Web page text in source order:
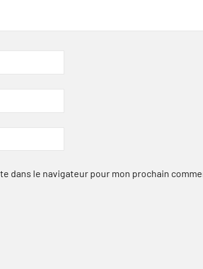
dans le navigateur pour mon prochain